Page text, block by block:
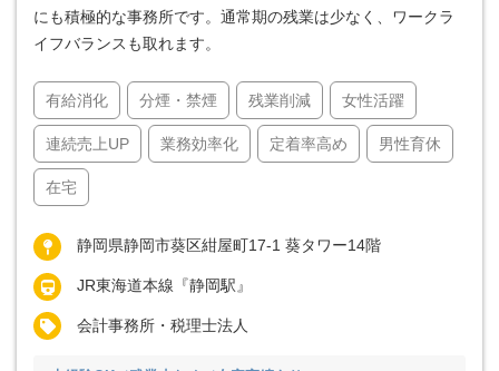
にも積極的な事務所です。通常期の残業は少なく、ワークラ
イフバランスも取れます。
有給消化 分煙・禁煙 残業削減 女性活躍
連続売上UP 業務効率化 定着率高め 男性育休
在宅
静岡県静岡市葵区紺屋町17-1 葵タワー14階
JR東海道本線『静岡駅』
会計事務所・税理士法人